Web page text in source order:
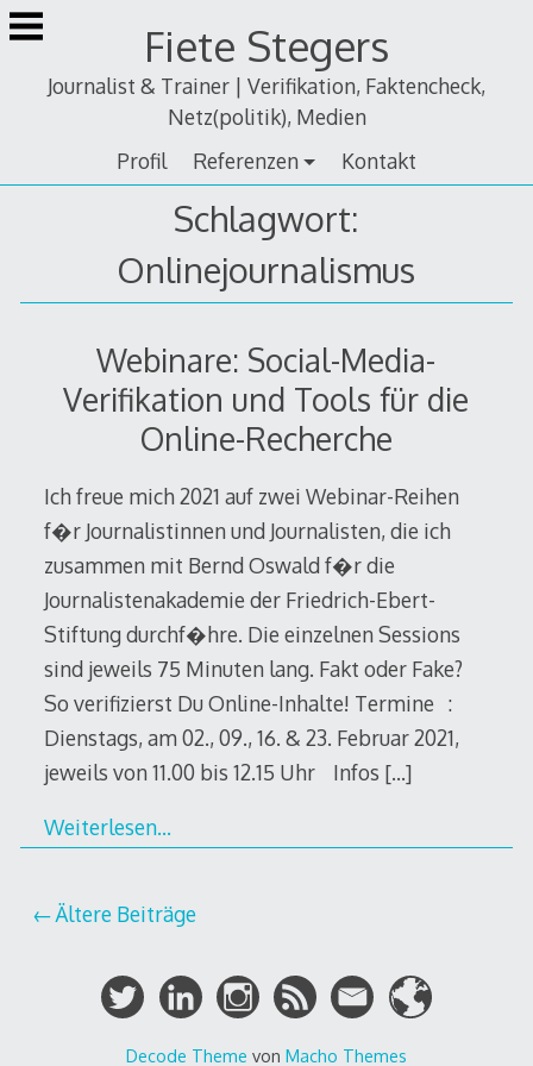
Zum
Inhalt
Fiete Stegers
Journalist & Trainer | Verifikation, Faktencheck,
Netz(politik), Medien
Profil
Referenzen Kontakt
Schlagwort:
Onlinejournalismus
Webinare: Social-Media-
Verifikation und Tools für die
Online-Recherche
Ich freue mich 2021 auf zwei Webinar-Reihen
f�r Journalistinnen und Journalisten, die ich
zusammen mit Bernd Oswald f�r die
Journalistenakademie der Friedrich-Ebert-
Stiftung durchf�hre. Die einzelnen Sessions
sind jeweils 75 Minuten lang. Fakt oder Fake?
So verifizierst Du Online-Inhalte! Termine :
Dienstags, am 02., 09., 16. & 23. Februar 2021,
jeweils von 11.00 bis 12.15 Uhr Infos […]
Weiterlesen…
Beitragsnavigation
Ältere Beiträge
Decode Theme von Macho Themes